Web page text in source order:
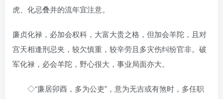
虎、化忌叠并的流年宜注意。
廉贞化禄，必加会权科，大富大贵之格，但加会羊陀，且对
宫天相逢刑忌夹，较欠慎重，较辛劳且多灾伤纠纷官非。破
军化禄，必会羊陀，野心很大，事业局面亦大。
◇“廉居卯酉，多为公吏”，意为无吉或有煞时，多任职